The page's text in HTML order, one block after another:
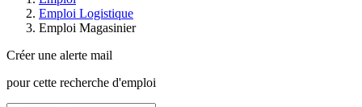
Emploi Logistique
Emploi Magasinier
Créer une alerte mail
pour cette recherche d'emploi